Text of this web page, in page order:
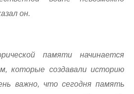
он.
памяти начинается
которые создавали историю
важно, что сегодня память